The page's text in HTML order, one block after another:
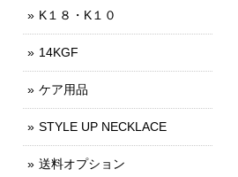
K１８・K１０
14KGF
ケア用品
STYLE UP NECKLACE
送料オプション